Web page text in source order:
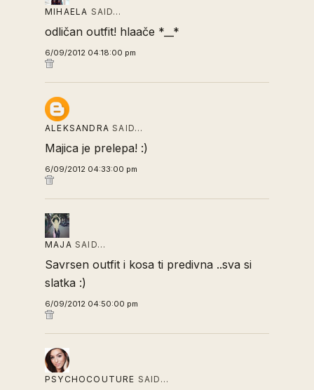
MIHAELA SAID…
odličan outfit! hlaače *__*
6/09/2012 04:18:00 pm
ALEKSANDRA SAID…
Majica je prelepa! :)
6/09/2012 04:33:00 pm
MAJA SAID…
Savrsen outfit i kosa ti predivna ..sva si
slatka :)
6/09/2012 04:50:00 pm
PSYCHOCOUTURE SAID…